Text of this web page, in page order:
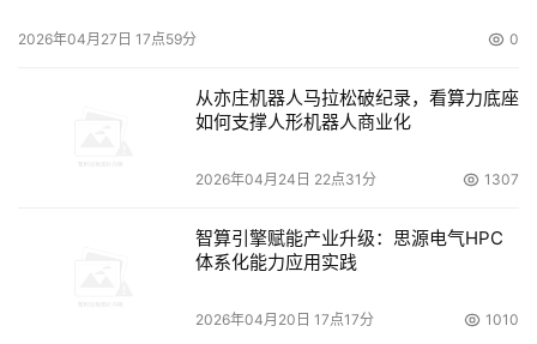
2026年04月27日 17点59分 0
从亦庄机器人马拉松破纪录，看算力底座
如何支撑人形机器人商业化
2026年04月24日 22点31分 1307
智算引擎赋能产业升级：思源电气HPC
体系化能力应用实践
2026年04月20日 17点17分 1010